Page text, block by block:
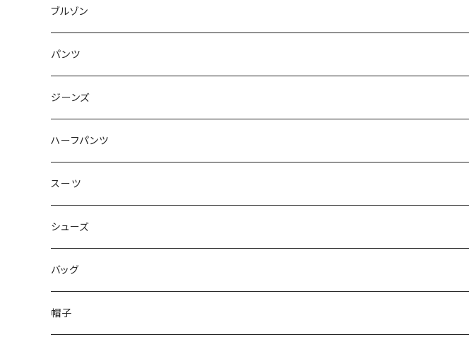
50/XL～
48/L
50/XL～
46/M
48/L
50/XL～
～44/S
46/M
48/L
50/XL～
ブルゾン
～44/S
46/M
48/L
50/XL～
パンツ
～44/S
46/M
48/L
50/XL～
ジーンズ
～44/S
46/M
48/L
50/XL～
ハーフパンツ
～44/S
46/M
48/L
50/XL～
スーツ
～44/S
46/M
48/L
シューズ
～25.5cm
26cm～
バッグ
帽子